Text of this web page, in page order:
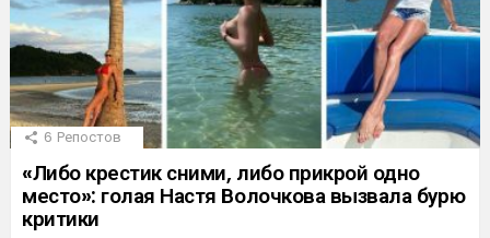
6 Репостов
«Либо крестик сними, либо прикрой одно
место»: голая Настя Волочкова вызвала бурю
критики